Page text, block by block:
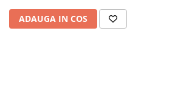
ADAUGA IN COS